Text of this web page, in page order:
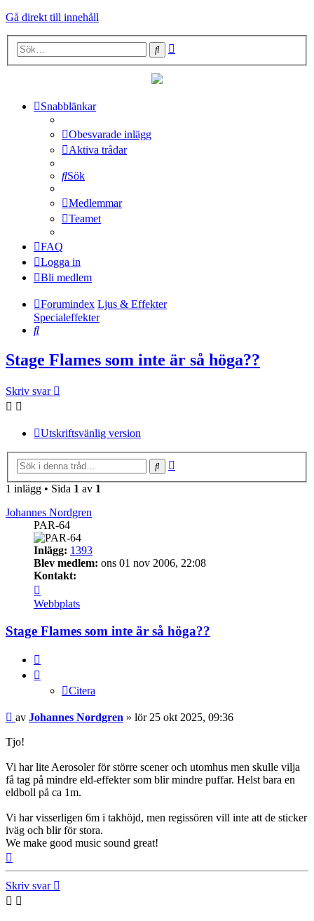
Gå direkt till innehåll
Sök
Snabblänkar
Obesvarade inlägg
Aktiva trådar
Sök
Medlemmar
Teamet
FAQ
Logga in
Bli medlem
Forumindex Ljus & Effekter
Specialeffekter
Sök
Stage Flames som inte är så höga??
Skriv svar
Utskriftsvänlig version
Sök
1 inlägg • Sida 1 av 1
Johannes Nordgren
PAR-64
Inlägg: 1393
Blev medlem: ons 01 nov 2006, 22:08
Kontakt:
Johannes
Nordgren
Webbplats
Stage Flames som inte är så höga??
Citera
Inlägg
av Johannes Nordgren » lör 25 okt 2025, 09:36
Tjo!
Vi har lite Aerosoler för större scener och utomhus men skulle vilja
få tag på mindre eld-effekter som blir mindre puffar. Helst bara en
eldboll på ca 1m.
Vi har visserligen 6m i takhöjd, men regissören vill inte att de sticker
iväg och blir för stora.
We make good music sound great!
Skriv svar